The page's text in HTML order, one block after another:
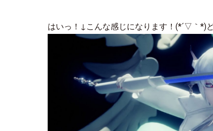
はいっ！↓こんな感じになります！(*´▽｀*)